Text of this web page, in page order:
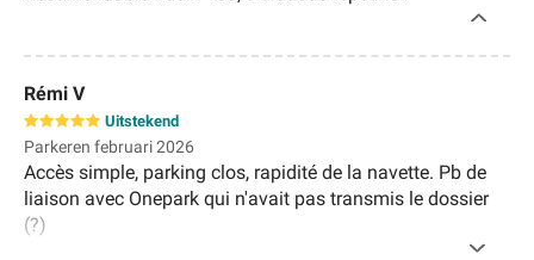
Rémi V
Uitstekend
Parkeren februari 2026
Accès simple, parking clos, rapidité de la navette. Pb de
liaison avec Onepark qui n'avait pas transmis le dossier
(?)